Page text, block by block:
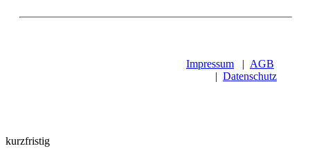
Impressum | AGB
| Datenschutz
kurzfristig